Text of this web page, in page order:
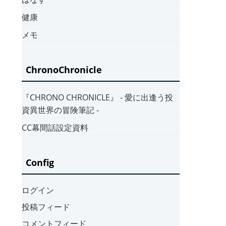
健康
メモ
ChronoChronicle
『CHRONO CHRONICLE』 ‐ 愛に出逢う投
資異世界の冒険筆記 ‐
CC幕間話設定資料
Config
ログイン
投稿フィード
コメントフィード